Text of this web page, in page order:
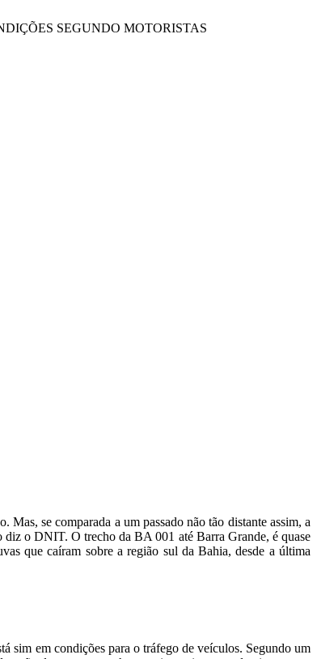
SEGUNDO MOTORISTAS
Mas, se comparada a um passado não tão distante assim, a
diz o DNIT. O trecho da BA 001 até Barra Grande, é quase
que caíram sobre a região sul da Bahia, desde a última
sim em condições para o tráfego de veículos. Segundo um